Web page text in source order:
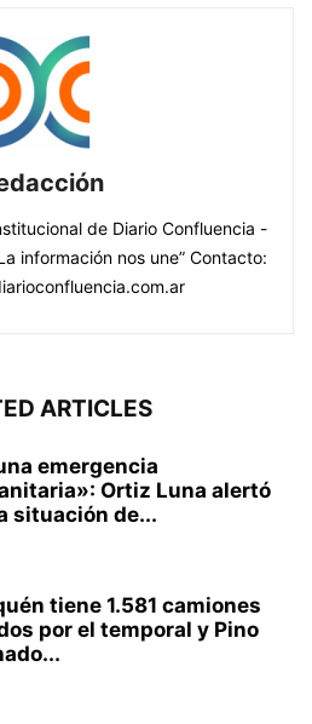
de Diario Confluencia -
información nos une” Contacto:
ARTICLES
emergencia
Ortiz Luna alertó
situación de...
tiene 1.581 camiones
por el temporal y Pino